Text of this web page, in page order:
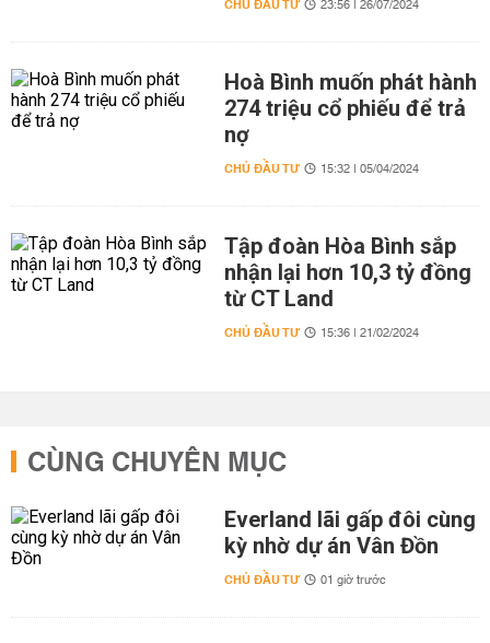
CHỦ ĐẦU TƯ 23:56 | 26/07/2024
Hoà Bình muốn phát hành
274 triệu cổ phiếu để trả
nợ
CHỦ ĐẦU TƯ 15:32 | 05/04/2024
Tập đoàn Hòa Bình sắp
nhận lại hơn 10,3 tỷ đồng
từ CT Land
CHỦ ĐẦU TƯ 15:36 | 21/02/2024
CÙNG CHUYÊN MỤC
Everland lãi gấp đôi cùng
kỳ nhờ dự án Vân Đồn
CHỦ ĐẦU TƯ 01 giờ trước